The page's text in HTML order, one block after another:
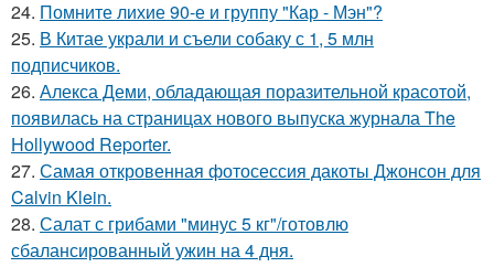
24. Помните лихие 90-е и группу "Кар - Мэн"?
25. В Китае украли и съели собаку с 1, 5 млн
подписчиков.
26. Алекса Деми, обладающая поразительной красотой,
появилась на страницах нового выпуска журнала The
Hollywood Reporter.
27. Самая откровенная фотосессия дакоты Джонсон для
Calvin Klein.
28. Салат с грибами "минус 5 кг"/готовлю
сбалансированный ужин на 4 дня.